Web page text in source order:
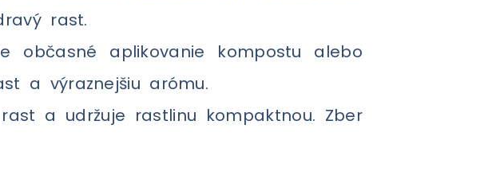
rast.
aplikovanie kompostu alebo
a výraznejšiu arómu.
a udržuje rastlinu kompaktnou. Zber